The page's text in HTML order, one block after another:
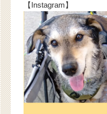
【Instagram】